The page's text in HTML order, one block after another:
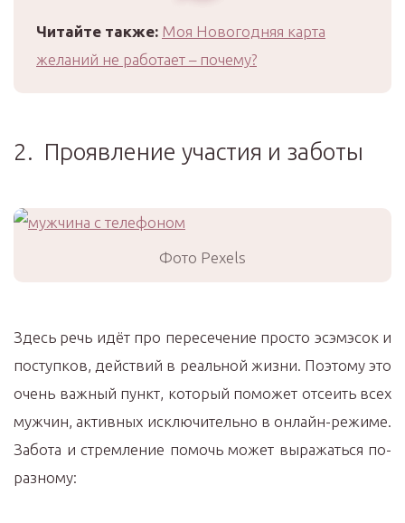
Читайте также: Моя Новогодняя карта
желаний не работает – почему?
2. Проявление участия и заботы
Фото Pexels
Здесь речь идёт про пересечение просто эсэмэсок и
поступков, действий в реальной жизни. Поэтому это
очень важный пункт, который поможет отсеить всех
мужчин, активных исключительно в онлайн-режиме.
Забота и стремление помочь может выражаться по-
разному: